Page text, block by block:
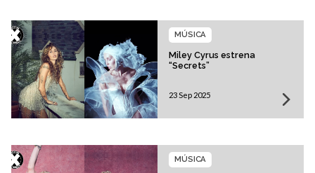
Miley Cyrus estrena
“Secrets”
MÚSICA
23 Sep 2025
MÚSICA